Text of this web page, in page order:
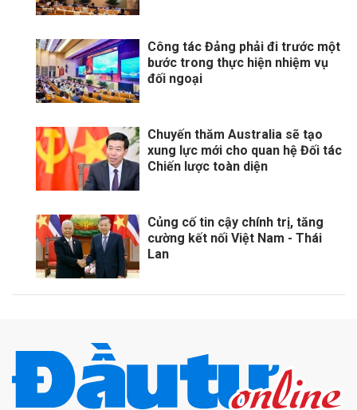
Công tác Đảng phải đi trước một
bước trong thực hiện nhiệm vụ
đối ngoại
Chuyến thăm Australia sẽ tạo
xung lực mới cho quan hệ Đối tác
Chiến lược toàn diện
Củng cố tin cậy chính trị, tăng
cường kết nối Việt Nam - Thái
Lan